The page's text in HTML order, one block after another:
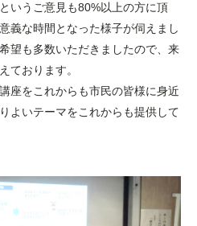
いうご意見も80%以上の方に頂
義な時間となった様子が伺えまし
望も多数いただきましたので、来
ております。
座をこれからも市民の皆様に身近
よいテーマをこれからも提供して